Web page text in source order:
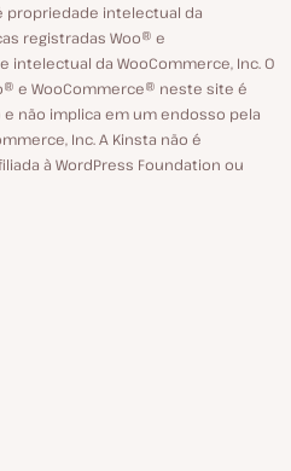
propriedade intelectual da
registradas Woo® e
da WooCommerce, Inc. O
e WooCommerce® neste site é
não implica em um endosso pela
Inc. A Kinsta não é
à WordPress Foundation ou